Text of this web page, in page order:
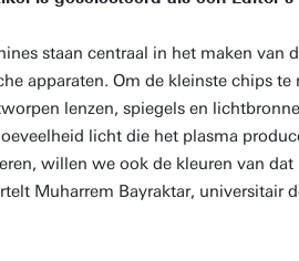
staan centraal in het maken van
apparaten. Om de kleinste chips
lenzen, spiegels en
licht die het plasma
willen we ook de kleuren van
Muharrem Bayraktar, universitair